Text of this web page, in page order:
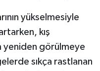
yükselmesiyle
kış
yeniden görülmeye
sıkça rastlanan